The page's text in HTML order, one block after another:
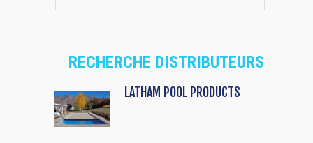
RECHERCHE DISTRIBUTEURS
LATHAM POOL PRODUCTS